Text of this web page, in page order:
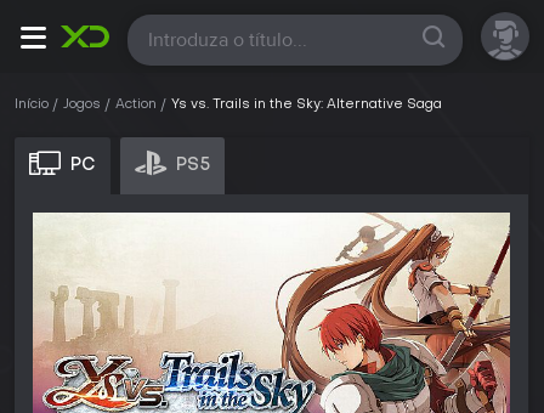
Todas
Início Jogos Action Ys vs. Trails in the Sky: Alternative Saga
PC PS5